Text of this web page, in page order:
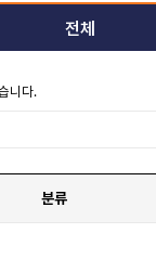
전체
니다.
분류